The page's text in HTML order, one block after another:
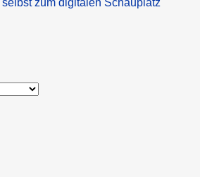
zum digitalen Schauplatz